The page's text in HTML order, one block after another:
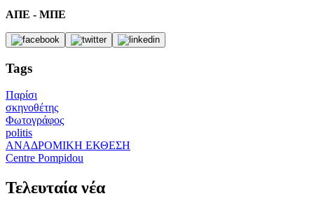
ΑΠΕ - ΜΠΕ
Tags
Παρίσι
σκηνοθέτης
Φωτογράφος
politis
ΑΝΑΔΡΟΜΙΚΗ ΕΚΘΕΣΗ
Centre Pompidou
Τελευταία νέα